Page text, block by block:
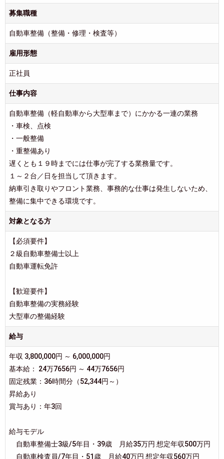
募集職種
自動車整備（整備・修理・検査等）
雇用形態
正社員
仕事内容
自動車整備（軽自動車から大型車まで）にかかる一連の業務
・車検、点検
・一般整備
・重整備あり
遅くとも１９時までには仕事が完了する業務量です。
１～２台／日を担当して頂きます。
納車引き取りやフロント業務、事務的な仕事は発生しないため、
整備に集中できる環境です。
対象となる方
【必須要件】
２級自動車整備士以上
自動車運転免許
【歓迎要件】
自動車整備の実務経験
大型車の整備経験
給与
年収 3,800,000円 ～ 6,000,000円
基本給： 24万7656円 ～ 44万7656円
固定残業：36時間分（52,344円～）
昇給あり
賞与あり：年3回
給与モデル
自動車整備士3級/5年目・39歳 月給35万円 想定年収500万円
自動車検査員/7年目・51歳 月給40万円 想定年収560万円